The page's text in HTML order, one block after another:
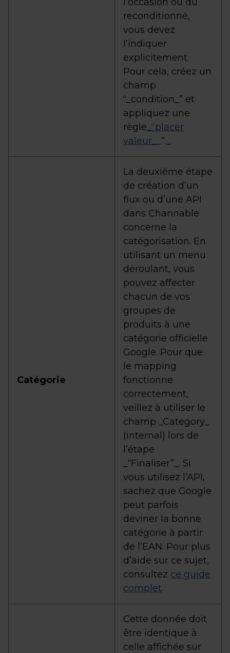
reconditionné,
vous devez
l’indiquer
explicitement.
Pour cela, créez un
champ
“_condition_” et
appliquez une
règle _“placer
valeur_
_”._
Catégorie
La deuxième étape
de création d’un
flux ou d’une API
dans Channable
concerne la
catégorisation. En
utilisant un menu
déroulant, vous
pouvez affecter
chacun de vos
groupes de
produits à une
catégorie officielle
Google. Pour que
le mapping
fonctionne
correctement,
veillez à utiliser le
champ _Category_
(internal) lors de
l’étape
_“Finaliser”_. Si
vous utilisez l’API,
sachez que Google
peut parfois
deviner la bonne
catégorie à partir
de l’EAN. Pour plus
d’aide sur ce sujet,
consultez ce guide
complet.
Cette donnée doit
être identique à
celle affichée sur